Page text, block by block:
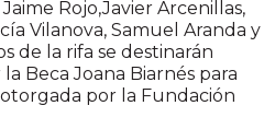
Rojo,Javier Arcenillas,
Vilanova, Samuel Aranda y
de la rifa se destinarán
Beca Joana Biarnés para
por la Fundación